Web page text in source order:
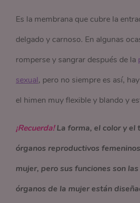
Es la membrana que cubre la
delgado y carnoso. En algunas
romperse y sangrar después de la
sexual, pero no siempre es así,
el himen muy flexible y blando y
¡Recuerda!La forma, el color y el
órganos reproductivos
mujer, pero sus funciones son
órganos de la mujer están